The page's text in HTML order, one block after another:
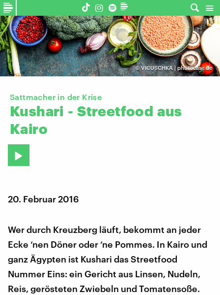
©VICUSCHKA | photocase.de
Sattmacher in der Krise
Kushari - Streetfood aus
Kairo
20. Februar 2016
Wer durch Kreuzberg läuft, bekommt an jeder
Ecke ‘nen Döner oder ‘ne Pommes. In Kairo und
ganz Ägypten ist Kushari das Streetfood
Nummer Eins: ein Gericht aus Linsen, Nudeln,
Reis, gerösteten Zwiebeln und Tomatensoße.